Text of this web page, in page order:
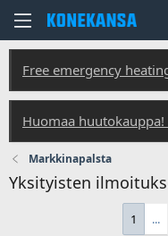
Free emergency
Huomaa
Markkinapalsta
Yksityisten
1 ...